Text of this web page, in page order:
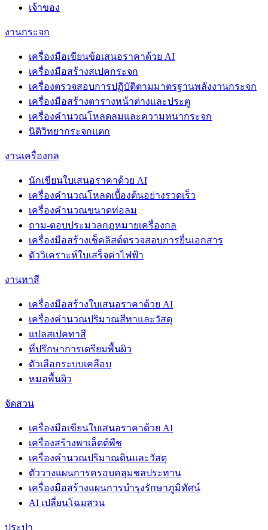
เจ้าของ
งานกระจก
เครื่องมือเขียนข้อเสนอราคาด้วย AI
เครื่องมือสร้างสเปคกระจก
เครื่องตรวจสอบการปฏิบัติตามมาตรฐานพลังงานกระจก
เครื่องมือสร้างตารางหน้าต่างและประตู
เครื่องคำนวณโหลดลมและความหนากระจก
นิติวิทยากระจกแตก
งานเครื่องกล
นักเขียนใบเสนอราคาด้วย AI
เครื่องคำนวณโหลดเบื้องต้นอย่างรวดเร็ว
เครื่องคำนวณขนาดท่อลม
ถาม-ตอบประมวลกฎหมายเครื่องกล
เครื่องมือสร้างเช็คลิสต์ตรวจสอบการยื่นเอกสาร
ตัววิเคราะห์ใบเสร็จค่าไฟฟ้า
งานทาสี
เครื่องมือสร้างใบเสนอราคาด้วย AI
เครื่องคำนวณปริมาณสีทาและวัสดุ
แปลสเปคทาสี
ที่ปรึกษาการเตรียมพื้นผิว
ตัวเลือกระบบเคลือบ
หมอพื้นผิว
จัดสวน
เครื่องมือเขียนใบเสนอราคาด้วย AI
เครื่องสร้างพาเล็ตต์พืช
เครื่องคำนวณปริมาณดินและวัสดุ
ตัววางแผนการครอบคลุมชลประทาน
เครื่องมือสร้างแผนการบำรุงรักษาภูมิทัศน์
AI เปลี่ยนโฉมสวน
ประปา